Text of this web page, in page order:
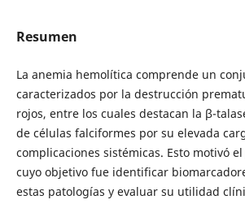
Resumen
La anemia hemolítica comprende un
caracterizados por la destrucción
rojos, entre los cuales destacan la β-
de células falciformes por su elevada
complicaciones sistémicas. Esto motivó
cuyo objetivo fue identificar
estas patologías y evaluar su utilidad